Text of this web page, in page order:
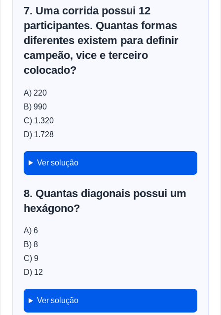
7. Uma corrida possui 12
participantes. Quantas formas
diferentes existem para definir
campeão, vice e terceiro
colocado?
A) 220
B) 990
C) 1.320
D) 1.728
Ver solução
8. Quantas diagonais possui um
hexágono?
A) 6
B) 8
C) 9
D) 12
Ver solução